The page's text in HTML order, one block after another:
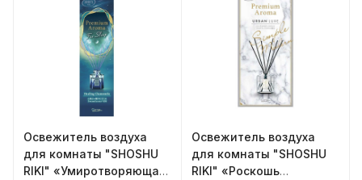
Освежитель воздуха
для комнаты "SHOSHU
RIKI" «Умиротворяющая
Освежитель воздуха
для комнаты "SHOSHU
RIKI" «Роскошь